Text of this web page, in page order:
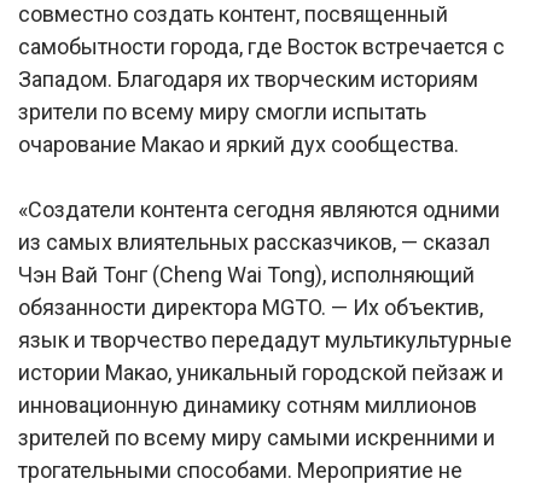
совместно создать контент, посвященный
самобытности города, где Восток встречается с
Западом. Благодаря их творческим историям
зрители по всему миру смогли испытать
очарование Макао и яркий дух сообщества.
«Создатели контента сегодня являются одними
из самых влиятельных рассказчиков, — сказал
Чэн Вай Тонг (Cheng Wai Tong), исполняющий
обязанности директора MGTO. — Их объектив,
язык и творчество передадут мультикультурные
истории Макао, уникальный городской пейзаж и
инновационную динамику сотням миллионов
зрителей по всему миру самыми искренними и
трогательными способами. Мероприятие не